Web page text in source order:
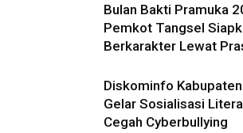
Bulan Bakti Pramuka
Pemkot Tangsel
Berkarakter Lewat
Diskominfo
Gelar Sosialisasi
Cegah Cyberbullying